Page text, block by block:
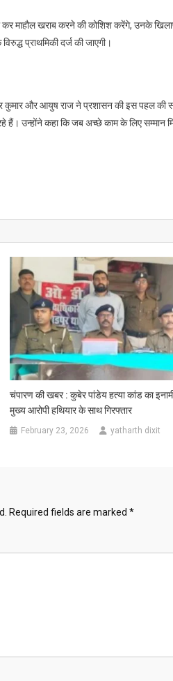
कर माहौल खराब करने की कोशिश करेंगे, उनके
प्राथमिकी दर्ज की जाएगी।
कुमार और आयुष राज ने प्रशासन की इस पहल की
उन्होंने कहा कि जब अच्छे काम के लिए सम्मान
चंपारण की खबर : कुबेर पांडेय हत्या कांड का
मुख्य आरोपी हथियार के साथ गिरफ्तार
February 23, 2026 yatharth dixit
Required fields are marked *